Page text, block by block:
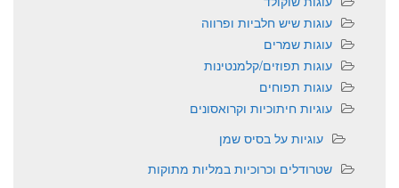
עוגות שיש חלביות ופרווה
עוגות שמרים
עוגות תפוזים/קלמנטינות
עוגות תפוחים
עוגיות חיתוכיות וקרואסונים
עוגיות על בסיס שמן
שטרודלים וכרוכיות במליות מתוקות